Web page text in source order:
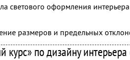
светового оформления интерьера
размеров и предельных
курс» по дизайну